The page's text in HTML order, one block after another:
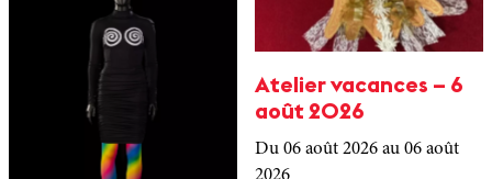
Atelier vacances – 6
août 2026
Du 06 août 2026 au 06 août